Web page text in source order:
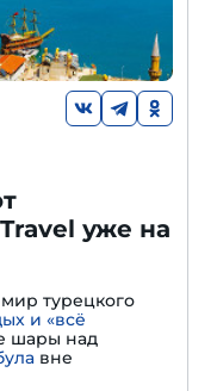
уже на
турецкого
и «всё
шары над
вне